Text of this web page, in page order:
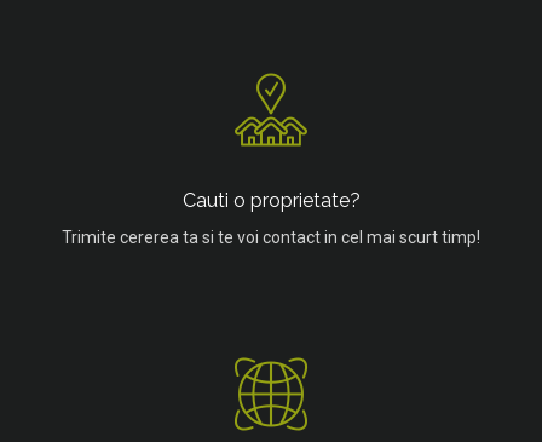
Cauti o proprietate?
Trimite cererea ta si te voi contact in cel mai scurt timp!